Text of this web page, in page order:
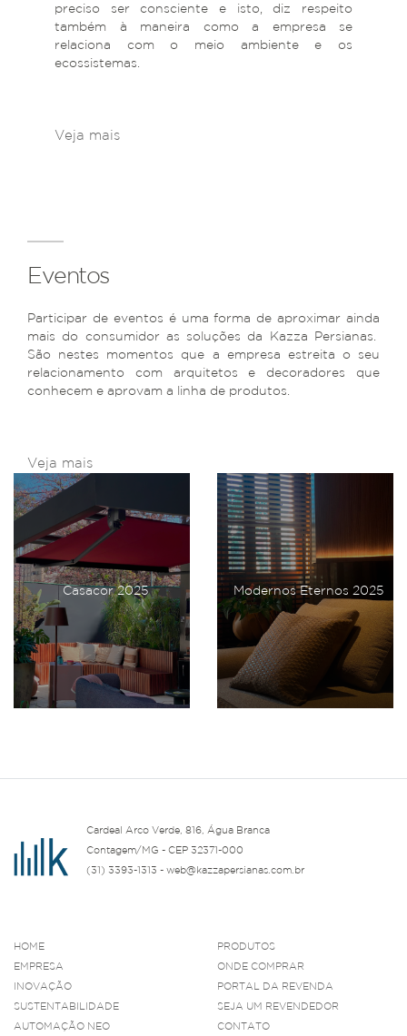
preciso ser consciente e isto, diz respeito
também à maneira como a empresa se
relaciona com o meio ambiente e os
ecossistemas.
Veja mais
Eventos
Participar de eventos é uma forma de aproximar ainda
mais do consumidor as soluções da Kazza Persianas.
São nestes momentos que a empresa estreita o seu
relacionamento com arquitetos e decoradores que
conhecem e aprovam a linha de produtos.
Veja mais
Casacor 2025 Modernos Eternos 2025
Cardeal Arco Verde, 816, Água Branca
Contagem/MG - CEP 32371-000
(31) 3393-1313 - web@kazzapersianas.com.br
HOME
EMPRESA
INOVAÇÃO
SUSTENTABILIDADE
AUTOMAÇÃO NEO
PRODUTOS
ONDE COMPRAR
PORTAL DA REVENDA
SEJA UM REVENDEDOR
CONTATO